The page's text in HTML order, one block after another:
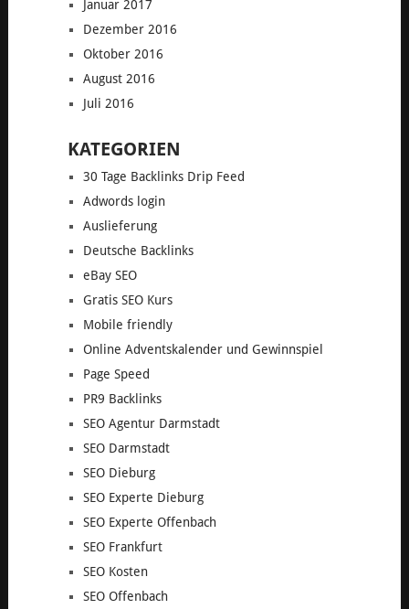
Januar 2017
Dezember 2016
Oktober 2016
August 2016
Juli 2016
KATEGORIEN
30 Tage Backlinks Drip Feed
Adwords login
Auslieferung
Deutsche Backlinks
eBay SEO
Gratis SEO Kurs
Mobile friendly
Online Adventskalender und Gewinnspiel
Page Speed
PR9 Backlinks
SEO Agentur Darmstadt
SEO Darmstadt
SEO Dieburg
SEO Experte Dieburg
SEO Experte Offenbach
SEO Frankfurt
SEO Kosten
SEO Offenbach